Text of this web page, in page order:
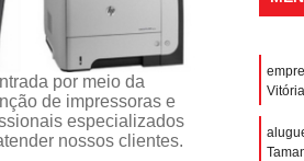
por meio da
de impressoras e
especializados
nossos clientes.
Vitória